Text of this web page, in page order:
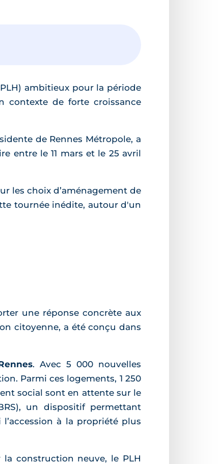
ambitieux pour la période
contexte de forte croissance
de Rennes Métropole, a
entre le 11 mars et le 25 avril
les choix d’aménagement de
tournée inédite, autour d'un
une réponse concrète aux
citoyenne, a été conçu dans
. Avec 5 000 nouvelles
Parmi ces logements, 1 250
social sont en attente sur le
un dispositif permettant
à la propriété plus
construction neuve, le PLH